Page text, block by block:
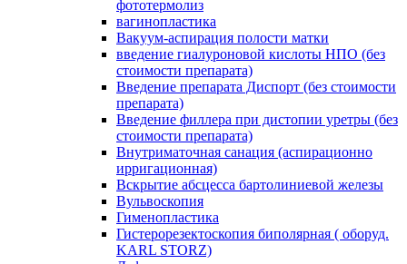
фототермолиз
вагинопластика
Вакуум-аспирация полости матки
введение гиалуроновой кислоты НПО (без
стоимости препарата)
Введение препарата Диспорт (без стоимости
препарата)
Введение филлера при дистопии уретры (без
стоимости препарата)
Внутриматочная санация (аспирационно
ирригационная)
Вскрытие абсцесса бартолиниевой железы
Вульвоскопия
Гименопластика
Гистерорезектоскопия биполярная ( оборуд.
KARL STORZ)